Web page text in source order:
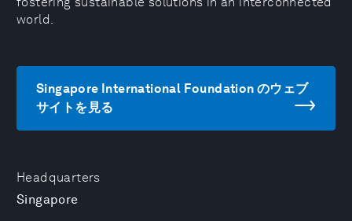
Headquarters
Singapore
world.
Singapore International Foundation のウェブ
サイトを見る